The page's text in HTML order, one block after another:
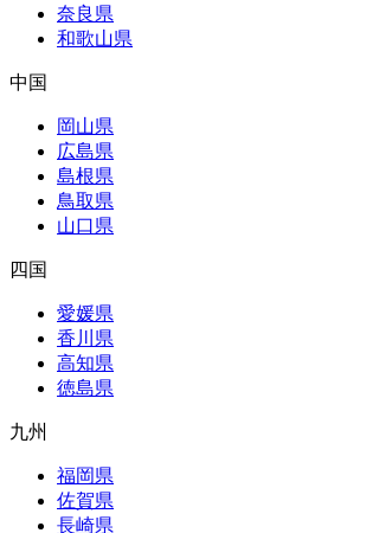
奈良県
和歌山県
中国
岡山県
広島県
島根県
鳥取県
山口県
四国
愛媛県
香川県
高知県
徳島県
九州
福岡県
佐賀県
長崎県